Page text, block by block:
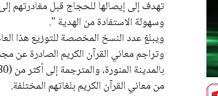
تهدف إلى إيصالها للحجاج قبل مغادرتهم
وسهولة الاستفادة من الهدية ".
وتراجم معاني القرآن الكريم الصادرة عن
من معاني القرآن الكريم بلغاتهم المختلفة.